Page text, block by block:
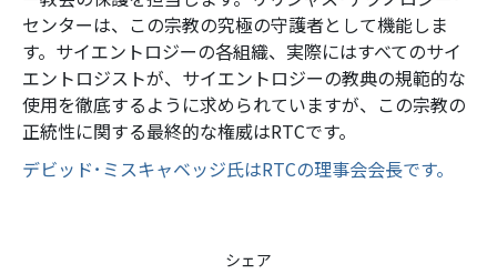
センターは、この宗教の究極の守護者として機能しま
す。サイエントロジーの各組織、実際にはすべてのサイ
エントロジストが、サイエントロジーの教典の規範的な
使用を徹底するように求められていますが、この宗教の
正統性に関する最終的な権威はRTCです。
デビッド･ミスキャベッジ氏はRTCの理事会会長です。
シェア